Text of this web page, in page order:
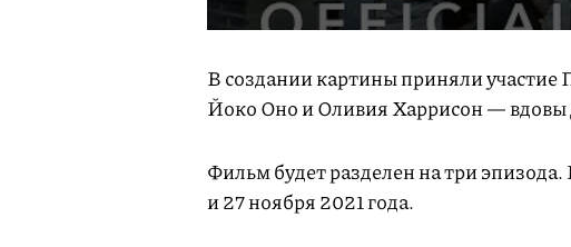
В создании картины приняли
Йоко Оно и Оливия Харрисон —
Фильм будет разделен на три
и 27 ноября 2021 года.